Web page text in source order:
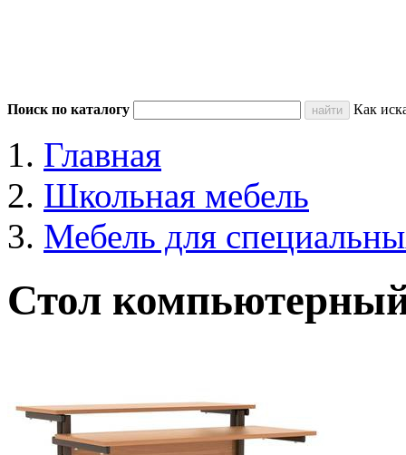
Поиск по каталогу Как
Главная
Школьная мебель
Мебель для
Стол